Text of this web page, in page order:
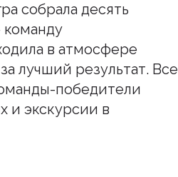
собрала десять
команду
в атмосфере
лучший результат. Все
победители
и экскурсии в